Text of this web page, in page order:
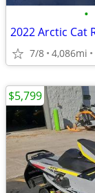
•
7/8 4,086mi
$5,799